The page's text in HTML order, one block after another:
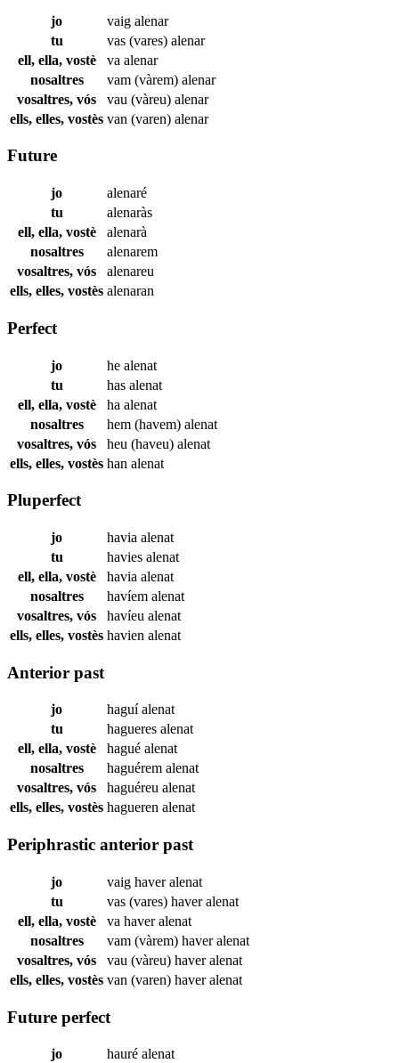
jo vaig alenar
tu
vas (vares) alenar
ell, ella, vostè
va alenar
nosaltres
vam (vàrem) alenar
vosaltres, vós
vau (vàreu) alenar
ells, elles, vostès van (varen) alenar
Future
jo
alenaré
tu
alenaràs
ell, ella, vostè
alenarà
nosaltres
alenarem
vosaltres, vós
alenareu
ells, elles, vostès alenaran
Perfect
jo he alenat
tu
has alenat
ell, ella, vostè
ha alenat
nosaltres
hem (havem) alenat
vosaltres, vós
heu (haveu) alenat
ells, elles, vostès han alenat
Pluperfect
jo havia alenat
tu
havies alenat
ell, ella, vostè
havia alenat
nosaltres
havíem alenat
vosaltres, vós
havíeu alenat
ells, elles, vostès havien alenat
Anterior past
jo haguíalenat
tu
hagueres alenat
ell, ella, vostè
hagué alenat
nosaltres
haguérem alenat
vosaltres, vós
haguéreu alenat
ells, elles, vostès hagueren alenat
Periphrastic anterior past
jo vaig haveralenat
tu
vas (vares) haveralenat
ell, ella, vostè
va haveralenat
nosaltres
vam (vàrem) haveralenat
vosaltres, vós
vau (vàreu) haveralenat
ells, elles, vostès van (varen) haveralenat
Future perfect
jo hauré alenat